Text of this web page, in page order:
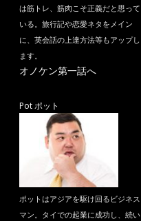
は筋トレ、筋肉こそ正義だと思って
いる。旅行記や恋愛ネタをメイン
に、英会話の上達方法等もアップし
ます。
オノケン第一話へ
Pot ポット
ポットはアジアを駆け回るビジネス
マン。タイでの起業に成功し、続い